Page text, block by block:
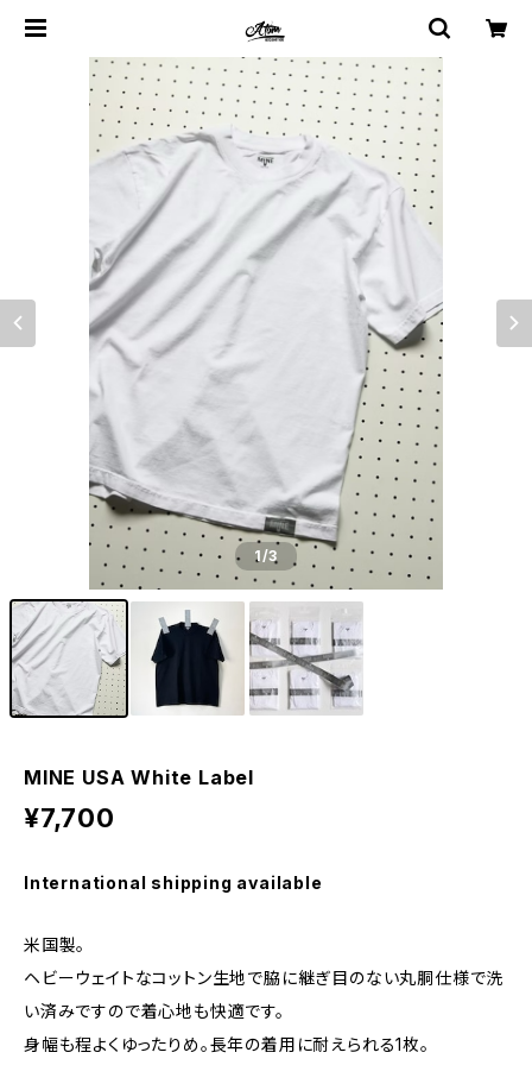
1/3
MINE USA White Label
¥7,700
International shipping available
米国製。
ヘビーウェイトなコットン生地で脇に継ぎ目のない丸胴仕様で洗
い済みですので着心地も快適です。
身幅も程よくゆったりめ。長年の着用に耐えられる1枚。